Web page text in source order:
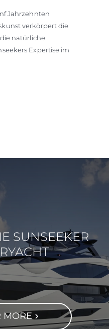
Jahrzehnten
verkörpert die
natürliche
Expertise im
SUNSEEKER
MORE